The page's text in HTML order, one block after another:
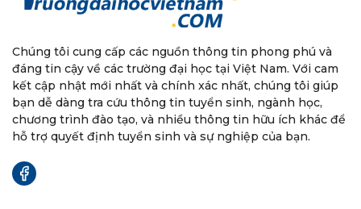
Chúng tôi cung cấp các nguồn thông tin phong phú và
đáng tin cậy về các trường đại học tại Việt Nam. Với cam
kết cập nhật mới nhất và chính xác nhất, chúng tôi giúp
bạn dễ dàng tra cứu thông tin tuyển sinh, ngành học,
chương trình đào tạo, và nhiều thông tin hữu ích khác để
hỗ trợ quyết định tuyển sinh và sự nghiệp của bạn.